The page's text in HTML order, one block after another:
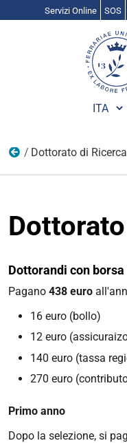
Servizi Online SOS
Tasse per il post
Dottorato di Ricerca
Dottorandi con
Pagano 438 euro
16 euro (bollo)
12 euro
140 euro (tassa
270 euro
Primo anno
Dopo la selezione, si